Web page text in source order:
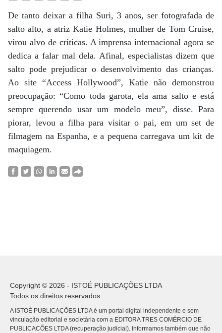
De tanto deixar a filha Suri, 3 anos, ser fotografada de
salto alto, a atriz Katie Holmes, mulher de Tom Cruise,
virou alvo de críticas. A imprensa internacional agora se
dedica a falar mal dela. Afinal, especialistas dizem que
salto pode prejudicar o desenvolvimento das crianças.
Ao site “Access Hollywood”, Katie não demonstrou
preocupação: “Como toda garota, ela ama salto e está
sempre querendo usar um modelo meu”, disse. Para
piorar, levou a filha para visitar o pai, em um set de
filmagem na Espanha, e a pequena carregava um kit de
maquiagem.
Copyright © 2026 - ISTOÉ PUBLICAÇÕES LTDA
Todos os direitos reservados.
A ISTOÉ PUBLICAÇÕES LTDA é um portal digital independente e sem
vinculação editorial e societária com a EDITORA TRES COMÉRCIO DE
PUBLICACÕES LTDA (recuperação judicial). Informamos também que não